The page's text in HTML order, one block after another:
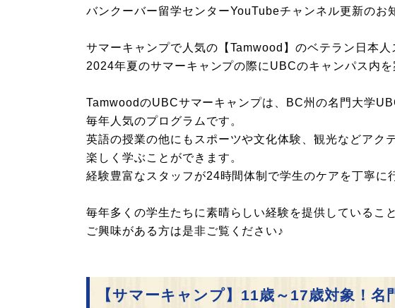
バンクーバー留学センターYouTubeチャンネル更新のお
サマーキャンプで人気の【Tamwood】のベテラン日本人
2024年夏のサマーキャンプの際にUBCのキャンパス内
TamwoodのUBCサマーキャンプは、BC州の名門大学
毎年人気のプログラムです。
英語の授業の他にもスポーツや文化体験、観光などアク
楽しく学ぶことができます。
経験豊富なスタッフが24時間体制で学生のケアを丁寧に
毎年多くの学生たちに素晴らしい経験を提供しているこ
ご興味がある方は是非ご覧ください♪
【サマーキャンプ】11歳～17歳対象！